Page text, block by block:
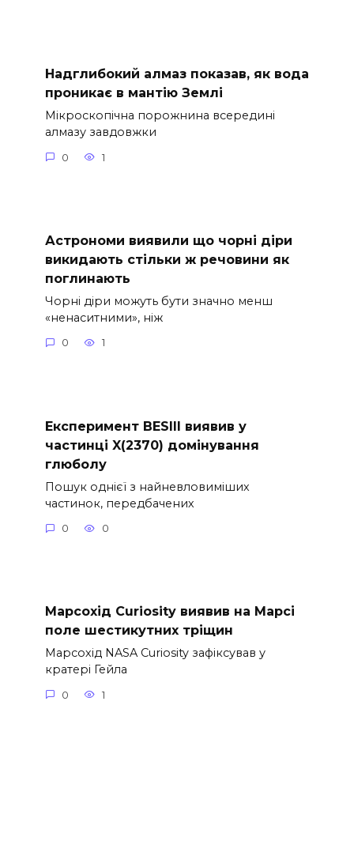
Надглибокий алмаз показав, як вода
проникає в мантію Землі
Мікроскопічна порожнина всередині
алмазу завдовжки
0 1
Астрономи виявили що чорні діри
викидають стільки ж речовини як
поглинають
Чорні діри можуть бути значно менш
«ненаситними», ніж
0 1
Експеримент BESIII виявив у
частинці X(2370) домінування
глюболу
Пошук однієї з найневловиміших
частинок, передбачених
0 0
Марсохід Curiosity виявив на Марсі
поле шестикутних тріщин
Марсохід NASA Curiosity зафіксував у
кратері Гейла
0 1